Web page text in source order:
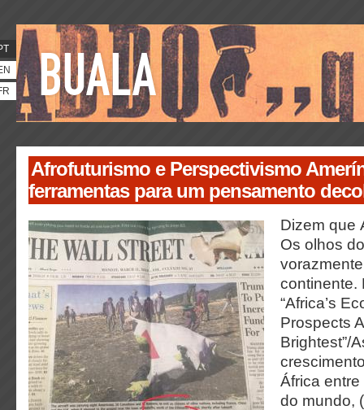
Afrofuturismo e Perspectivismo
ferramentas para um pensamento
Dizem que
Os olhos
continente.
“Africa’s
Prospects
Brightest”/
África
do mundo,